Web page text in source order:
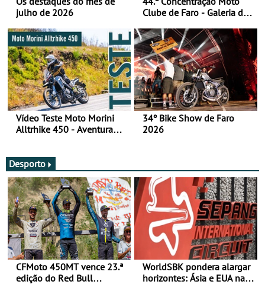
julho de 2026
Clube de Faro - Galeria de
Vídeo Teste Moto Morini
Alltrhike 450 - Aventura
34º Bike Show de Faro
2026
Desporto
CFMoto 450MT vence 23.ª
edição do Red Bull
WorldSBK pondera alargar
horizontes: Ásia e EUA na